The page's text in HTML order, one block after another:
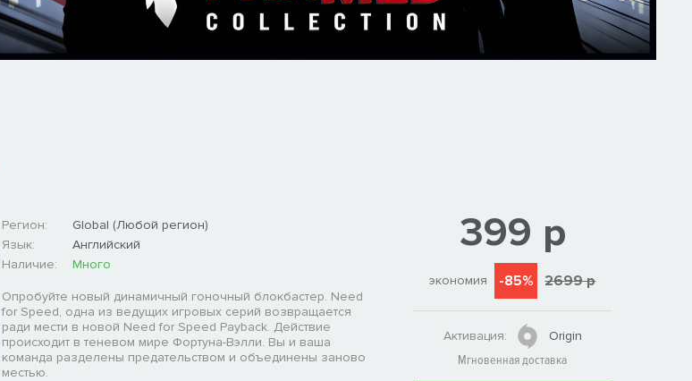
Регион:
Global (Любой регион)
Язык:
Английский
Наличие:
Много
Опробуйте новый динамичный гоночный блокбастер. Need
for Speed, одна из ведущих игровых серий возвращается
ради мести в новой Need for Speed Payback. Действие
происходит в теневом мире Фортуна-Вэлли. Вы и ваша
команда разделены предательством и объединены заново
местью.
399 р
экономия -85% 2699 р
Активация:
Origin
Мгновенная доставка